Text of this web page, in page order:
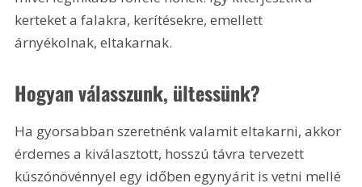
kerteket a falakra, kerítésekre, emellett
árnyékolnak, eltakarnak.
Hogyan válasszunk, ültessünk?
Ha gyorsabban szeretnénk valamit eltakarni, akkor
érdemes a kiválasztott, hosszú távra tervezett
kúszónövénnyel egy időben egynyárit is vetni mellé